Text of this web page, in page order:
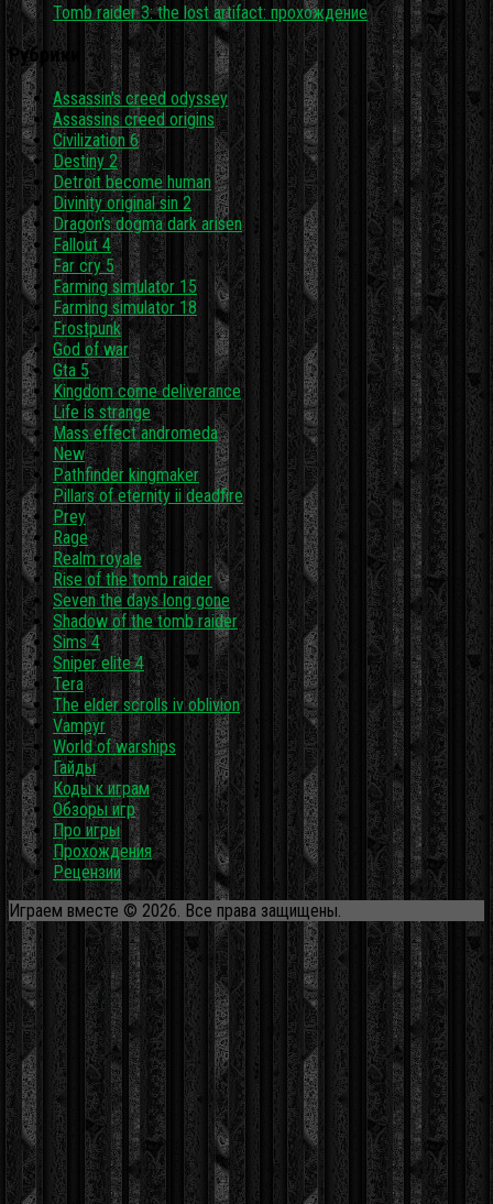
Tomb raider 3: the lost artifact: прохождение
Рубрики
Assassin's creed odyssey
Assassins creed origins
Civilization 6
Destiny 2
Detroit become human
Divinity original sin 2
Dragon's dogma dark arisen
Fallout 4
Far cry 5
Farming simulator 15
Farming simulator 18
Frostpunk
God of war
Gta 5
Kingdom come deliverance
Life is strange
Mass effect andromeda
New
Pathfinder kingmaker
Pillars of eternity ii deadfire
Prey
Rage
Realm royale
Rise of the tomb raider
Seven the days long gone
Shadow of the tomb raider
Sims 4
Sniper elite 4
Tera
The elder scrolls iv oblivion
Vampyr
World of warships
Гайды
Коды к играм
Обзоры игр
Про игры
Прохождения
Рецензии
Играем вместе © 2026. Все права защищены.